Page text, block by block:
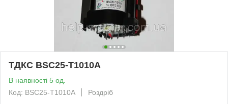
ТДКС BSC25-T1010A
В наявності 5 од.
Код: BSC25-T1010A
Роздріб